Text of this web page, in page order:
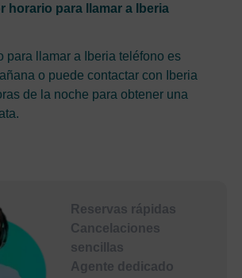
horario para llamar a Iberia
para llamar a Iberia teléfono es
o puede contactar con Iberia
de la noche para obtener una
Reservas rápidas
Cancelaciones
sencillas
Agente dedicado